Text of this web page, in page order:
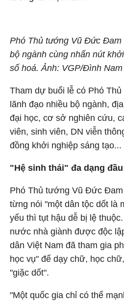
Phó Thủ tướng Vũ Đức Đam
bộ ngành cùng nhấn nút
số hoá. Ảnh: VGP/Đình Nam
Tham dự buổi lễ có Phó
lãnh đạo nhiều bộ ngành,
đại học, cơ sở nghiên cứu,
viên, sinh viên, DN viễn
đồng khởi nghiệp sáng tạo...
"Hệ sinh thái" đa dạng
Phó Thủ tướng Vũ Đức
từng nói "một dân tộc dốt là
yếu thì tụt hậu dễ bị lệ
nước nhà giành được độc
dân Việt Nam đã tham gia
học vụ" để dạy chữ, học
"giặc dốt".
"Một quốc gia chỉ có thể